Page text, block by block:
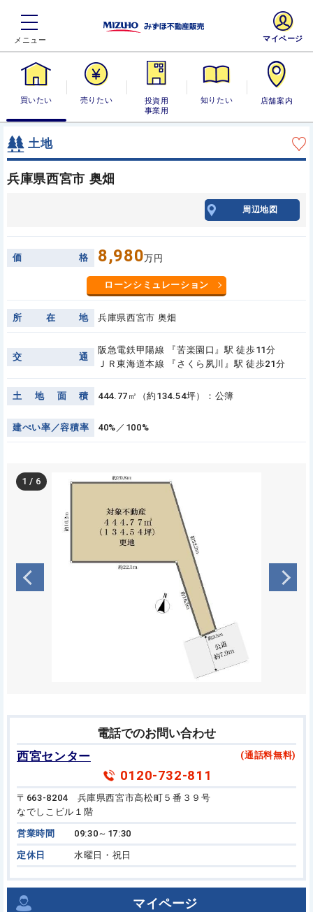
買いたい 売りたい
投資用・事業
用
知りたい 店舗案内
マイページ
土地
兵庫県西宮市 奥畑
周辺地図
価 格 8,980万円
ローンシミュレーション
所 在 地 兵庫県西宮市 奥畑
交 通
阪急電鉄甲陽線 『苦楽園口』駅 徒歩11分
ＪＲ東海道本線 『さくら夙川』駅 徒歩21分
土 地 面 積 444.77㎡（約134.54坪）：公簿
建ぺい率 ／容積率 40%／100%
1 / 6
電話でのお問い合わせ
西宮センター
(通話料無料)
0120-732-811
〒663-8204 兵庫県西宮市高松町５番３９号
なでしこビル１階
営業時間 09:30～17:30
定休日 水曜日・祝日
マイページ